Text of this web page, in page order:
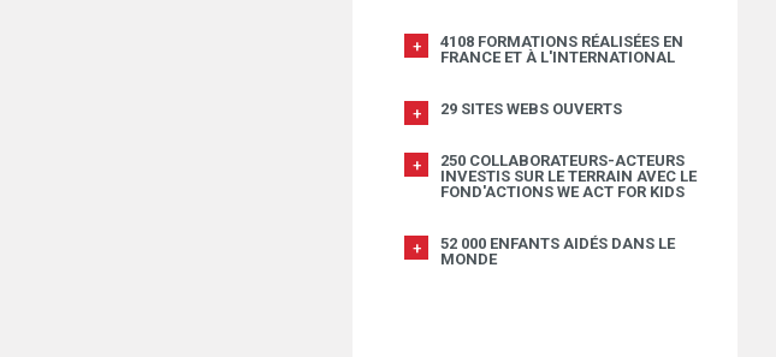
4108 FORMATIONS RÉALISÉES EN
FRANCE ET À L'INTERNATIONAL
29 SITES WEBS OUVERTS
250 COLLABORATEURS-ACTEURS
INVESTIS SUR LE TERRAIN AVEC LE
FOND'ACTIONS WE ACT FOR KIDS
52 000 ENFANTS AIDÉS DANS LE
MONDE